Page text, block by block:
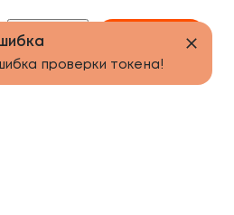
Бонусы Корзина